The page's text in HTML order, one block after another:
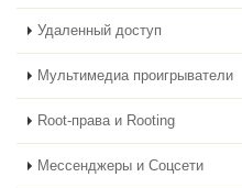
Удаленный доступ
Мультимедиа проигрыватели
Root-права и Rooting
Мессенджеры и Соцсети